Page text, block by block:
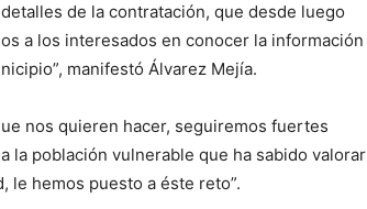
de la contratación, que desde luego
a los interesados en conocer la información
manifestó Álvarez Mejía.
nos quieren hacer, seguiremos fuertes
la población vulnerable que ha sabido valorar
le hemos puesto a éste reto”.